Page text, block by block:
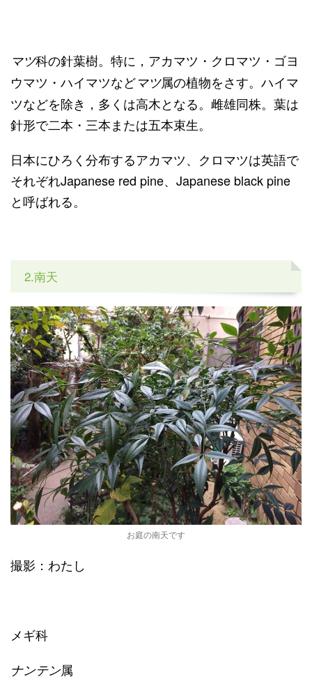
マツ科の針葉樹。特に，アカマツ・クロマツ・ゴヨ
ウマツ・ ハイマツなどマツ属の植物をさす。ハイマ
ツなどを除き，多くは高木となる。雌雄同株。葉は
針形で二本・三本または五本束生。
日本にひろく分布するアカマツ、クロマツは英語で
それぞれJapanese red pine、Japanese black pine
と呼ばれる。
2.南天
お庭の南天です
撮影：わたし
メギ科
ナンテン属